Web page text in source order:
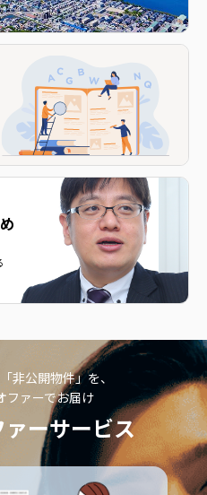
非公開物件」を、
ファーでお届け
ーサービス